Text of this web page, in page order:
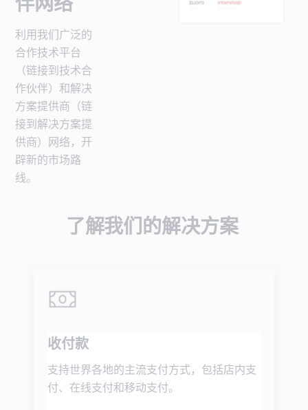
利用我们广泛的
合作技术平台
（链接到技术合
作伙伴）和解决
方案提供商（链
接到解决方案提
供商）网络，开
辟新的市场路
线。
了解我们的解决方案
收付款
支持世界各地的主流支付方式，包括店内支
付、在线支付和移动支付。